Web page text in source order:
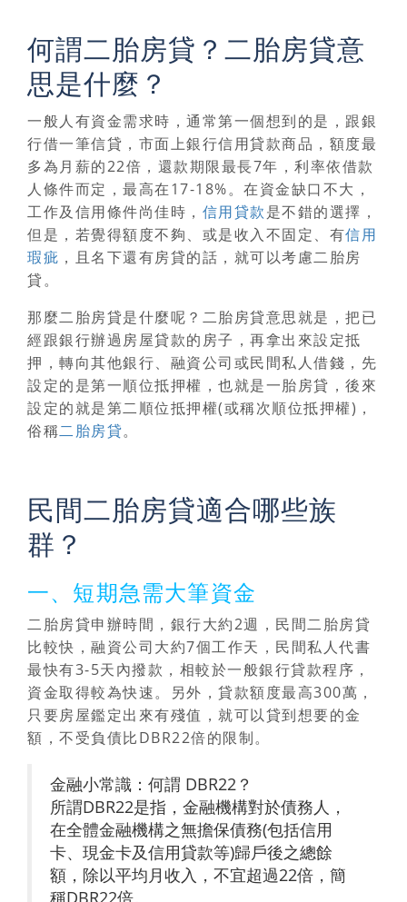
何謂二胎房貸？二胎房貸意
思是什麼？
一般人有資金需求時，通常第一個想到的是，跟銀
行借一筆信貸，市面上銀行信用貸款商品，額度最
多為月薪的22倍，還款期限最長7年，利率依借款
人條件而定，最高在17-18%。在資金缺口不大，
工作及信用條件尚佳時， 信用貸款是不錯的選擇，
但是，若覺得額度不夠、或是收入不固定、有信用
瑕疵 ，且名下還有房貸的話，就可以考慮二胎房
貸。
那麼二胎房貸是什麼呢？二胎房貸意思就是，把已
經跟銀行辦過房屋貸款的房子，再拿出來設定抵
押，轉向其他銀行、融資公司或民間私人借錢，先
設定的是第一順位抵押權，也就是一胎房貸，後來
設定的就是第二順位抵押權(或稱次順位抵押權)，
俗稱二胎房貸。
民間二胎房貸適合哪些族
群？
一、短期急需大筆資金
二胎房貸申辦時間，銀行大約2週，民間二胎房貸
比較快，融資公司大約7個工作天，民間私人代書
最快有3-5天內撥款，相較於一般銀行貸款程序，
資金取得較為快速。另外，貸款額度最高300萬，
只要房屋鑑定出來有殘值，就可以貸到想要的金
額，不受負債比DBR22倍的限制。
金融小常識：何謂 DBR22？
所謂DBR22是指，金融機構對於債務人，
在全體金融機構之無擔保債務(包括信用
卡、現金卡及信用貸款等)歸戶後之總餘
額，除以平均月收入，不宜超過22倍，簡
稱DBR22倍。